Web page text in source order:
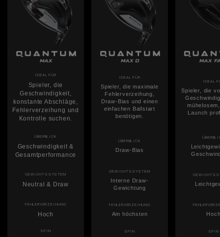
IDEAL FÜR
Spieler, die
Geschwindigkeit,
konstante Abschläge,
Fehlerverzeihung und
Kontrolle suchen.
IDEAL FÜR
Spieler, die maximale
Fehlerverzeihung,
Draw-Bias und einen
einfachen Ballstart
benötigen.
IDEAL
Spieler, die
Launch
ÜBERBLICK
Geschwindigkeit &
Gesamtperformance
ÜBERBLICK
Draw-Bias
GEWICHTSSYSTEM
Neutral & Draw
GEWICHTSSYSTEM
Interne Draw-
Gewichtung
FEHLERVERZEIHUNG
Hoch
FEHLERVERZEIHUNG
Am höchsten
SPIN SPIN SPIN